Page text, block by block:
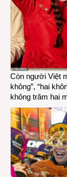
Còn người Việt
không”, “hai
không trăm hai